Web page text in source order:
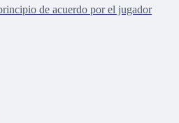
de acuerdo por el jugador